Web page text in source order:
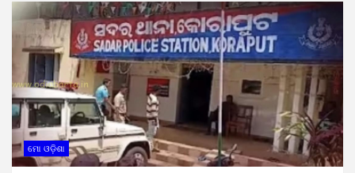
ମୋ ଓଡ଼ିଶା